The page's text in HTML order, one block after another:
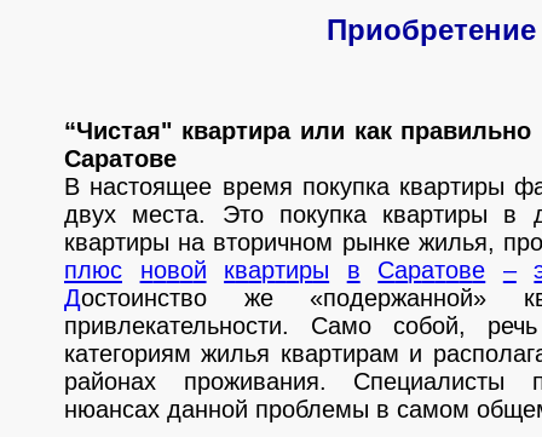
“Чистая" квартира или как
Саратове
В настоящее время покупка квартиры
двух места. Это покупка квартиры в
квартиры на вторичном рынке жилья,
плюс новой квартиры в Саратове –
Достоинство же «подержанной»
привлекательности. Само собой,
категориям жилья квартирам и
районах проживания. Специалиcты
нюансах данной проблемы в самом